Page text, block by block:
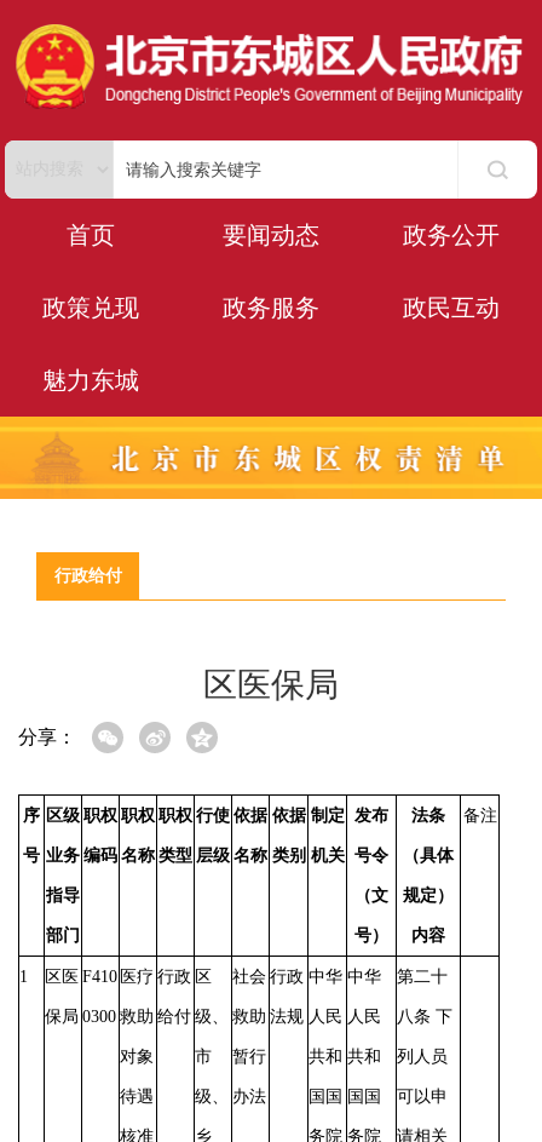
首页 要闻动态 政务公开
政策兑现 政务服务 政民互动
魅力东城
行政给付
区医保局
分享：
序
号
区级
业务
指导
部门
职权
编码
职权
名称
职权
类型
行使
层级
依据
名称
依据
类别
制定
机关
发布
号令
（文
号）
法条
（具体
规定）
内容
备注
1 区医
保局
F410
0300
医疗
救助
对象
待遇
核准
行政
给付
区
级、
市
级、
乡
社会
救助
暂行
办法
行政
法规
中华
人民
共和
国国
务院
中华
人民
共和
国国
务院
第二十
八条 下
列人员
可以申
请相关